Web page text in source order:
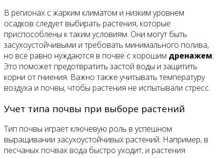
В регионах с жарким климатом и низким уровнем
осадков следует выбирать растения, которые
приспособлены к таким условиям. Они могут быть
засухоустойчивыми и требовать минимального полива,
но все равно нуждаются в почве с хорошим дренажем.
Это поможет предотвратить застой воды и защитить
корни от гниения. Важно также учитывать температуру
воздуха и почвы, чтобы растения не испытывали стресс.
Учет типа почвы при выборе растений
Тип почвы играет ключевую роль в успешном
выращивании засухоустойчивых растений. Например, в
песчаных почвах вода быстро уходит, и растения